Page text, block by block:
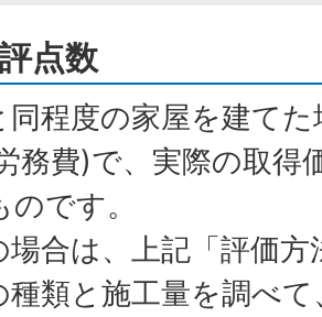
点数
同程度の家屋を建て
務費)で、実際の取得
です。
場合は、上記「評価
種類と施工量を調べ